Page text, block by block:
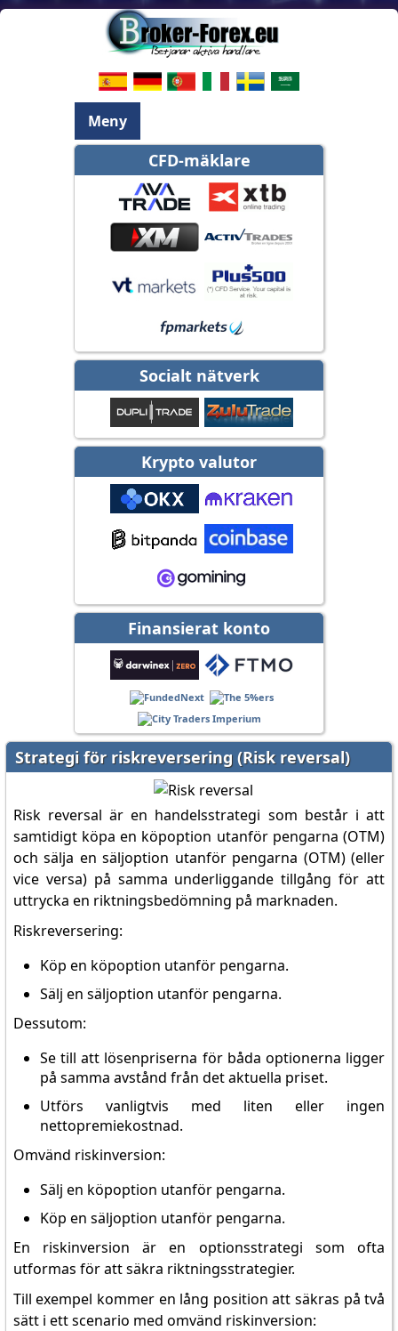
Meny
CFD-mäklare
Socialt nätverk
Krypto valutor
Finansierat konto
Strategi för riskreversering (Risk reversal)
Risk reversal är en handelsstrategi som består i att
samtidigt köpa en köpoption utanför pengarna (OTM)
och sälja en säljoption utanför pengarna (OTM) (eller
vice versa) på samma underliggande tillgång för att
uttrycka en riktningsbedömning på marknaden.
Riskreversering:
Köp en köpoption utanför pengarna.
Sälj en säljoption utanför pengarna.
Dessutom:
Se till att lösenpriserna för båda optionerna ligger
på samma avstånd från det aktuella priset.
Utförs vanligtvis med liten eller ingen
nettopremiekostnad.
Omvänd riskinversion:
Sälj en köpoption utanför pengarna.
Köp en säljoption utanför pengarna.
En riskinversion är en optionsstrategi som ofta
utformas för att säkra riktningsstrategier.
Till exempel kommer en lång position att säkras på två
sätt i ett scenario med omvänd riskinversion: